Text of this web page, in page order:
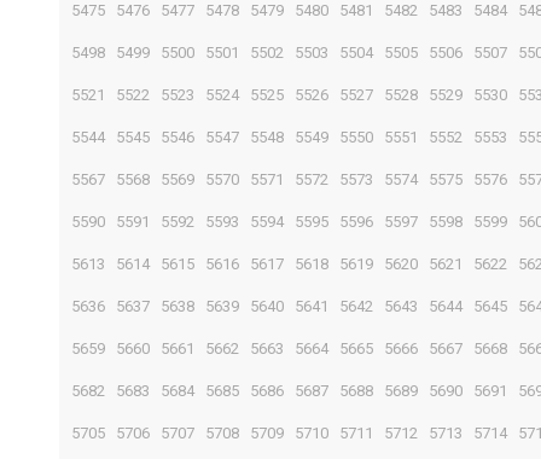
5475 5476 5477 5478 5479 5480 5481 5482 5483 5484
5498 5499 5500 5501 5502 5503 5504 5505 5506 5507
5521 5522 5523 5524 5525 5526 5527 5528 5529 5530
5544 5545 5546 5547 5548 5549 5550 5551 5552 5553
5567 5568 5569 5570 5571 5572 5573 5574 5575 5576
5590 5591 5592 5593 5594 5595 5596 5597 5598 5599
5613 5614 5615 5616 5617 5618 5619 5620 5621 5622
5636 5637 5638 5639 5640 5641 5642 5643 5644 5645
5659 5660 5661 5662 5663 5664 5665 5666 5667 5668
5682 5683 5684 5685 5686 5687 5688 5689 5690 5691
5705 5706 5707 5708 5709 5710 5711 5712 5713 5714